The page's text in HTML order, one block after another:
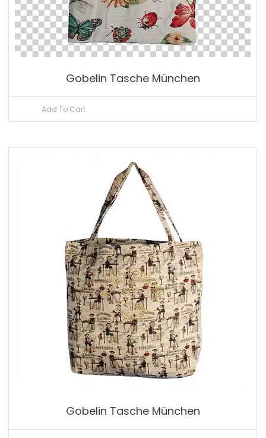
Gobelin Tasche München
Add To Cart
Gobelin Tasche München